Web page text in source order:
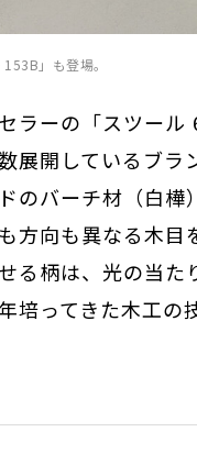
」も登場。
ラーの「スツー
展開しているブ
のバーチ材（白
方向も異なる木
る柄は、光の当
培ってきた木工の